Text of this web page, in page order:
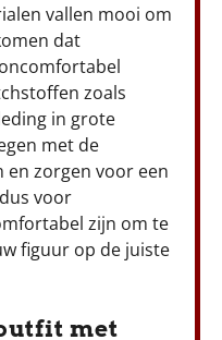
vallen mooi om
dat
zoals
in grote
met de
zorgen voor een
voor
zijn om te
figuur op de juiste
met